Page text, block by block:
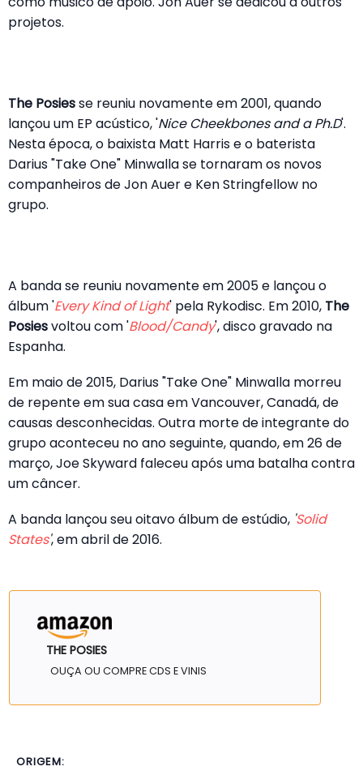
projetos.
The Posiesse reuniu novamente em 2001, quando
lançou um EP acústico, 'Nice Cheekbones and a Ph.D'.
Nesta época, o baixista Matt Harris e o baterista
Darius "Take One" Minwalla se tornaram os novos
companheiros de Jon Auer e Ken Stringfellow no
grupo.
A banda se reuniu novamente em 2005 e lançou o
álbum 'Every Kind of Light' pela Rykodisc. Em 2010, The
Posiesvoltou com 'Blood/Candy', disco gravado na
Espanha.
Em maio de 2015, Darius "Take One" Minwalla morreu
de repente em sua casa em Vancouver, Canadá, de
causas desconhecidas. Outra morte de integrante do
grupo aconteceu no ano seguinte, quando, em 26 de
março, Joe Skyward faleceu após uma batalha contra
um câncer.
A banda lançou seu oitavo álbum de estúdio, Solid
States', em abril de 2016.
THE POSIES
OUÇA OU COMPRE CDS E VINIS
ORIGEM: